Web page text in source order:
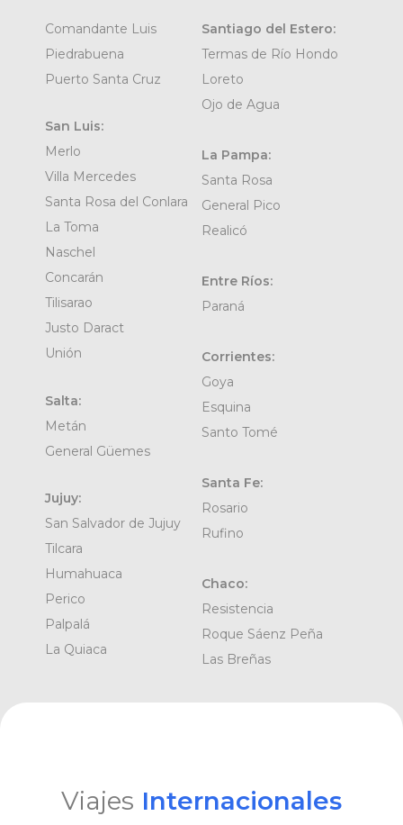
Comandante Luis
Piedrabuena
Puerto Santa Cruz
San Luis:
Merlo
Villa Mercedes
Santa Rosa del Conlara
La Toma
Naschel
Concarán
Tilisarao
Justo Daract
Unión
Salta:
Metán
General Güemes
Jujuy:
San Salvador de Jujuy
Tilcara
Humahuaca
Perico
Palpalá
La Quiaca
Santiago del Estero:
Termas de Río Hondo
Loreto
Ojo de Agua
La Pampa:
Santa Rosa
General Pico
Realicó
Entre Ríos:
Paraná
Corrientes:
Goya
Esquina
Santo Tomé
Santa Fe:
Rosario
Rufino
Chaco:
Resistencia
Roque Sáenz Peña
Las Breñas
Viajes Internacionales